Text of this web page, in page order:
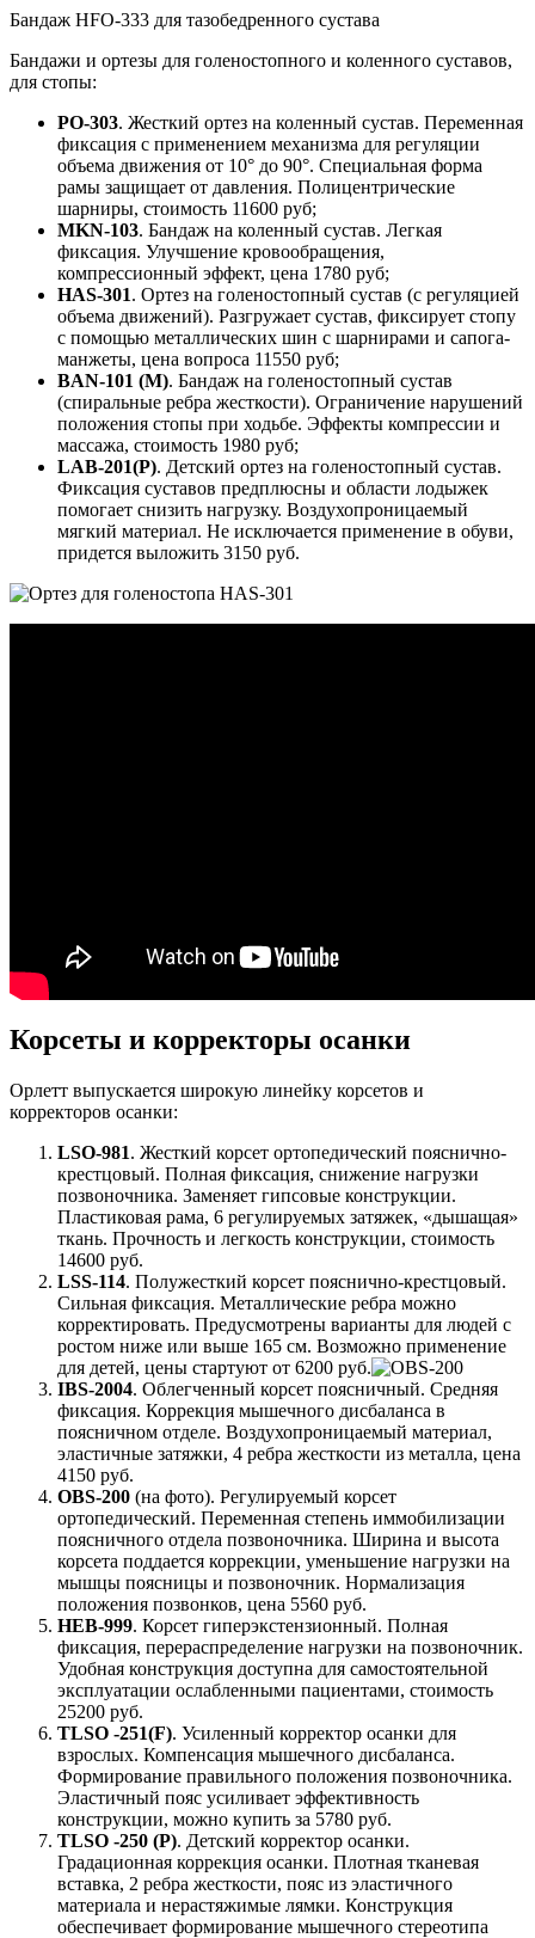
Бандаж HFO-333 для тазобедренного сустава
Бандажи и ортезы для голеностопного и коленного суставов,
для стопы:
PO-303. Жесткий ортез на коленный сустав. Переменная
фиксация с применением механизма для регуляции
объема движения от 10° до 90°. Специальная форма
рамы защищает от давления. Полицентрические
шарниры, стоимость 11600 руб;
MKN-103. Бандаж на коленный сустав. Легкая
фиксация. Улучшение кровообращения,
компрессионный эффект, цена 1780 руб;
HAS-301. Ортез на голеностопный сустав (с регуляцией
объема движений). Разгружает сустав, фиксирует стопу
с помощью металлических шин с шарнирами и сапога-
манжеты, цена вопроса 11550 руб;
BAN-101 (M). Бандаж на голеностопный сустав
(спиральные ребра жесткости). Ограничение нарушений
положения стопы при ходьбе. Эффекты компрессии и
массажа, стоимость 1980 руб;
LAB-201(P). Детский ортез на голеностопный сустав.
Фиксация суставов предплюсны и области лодыжек
помогает снизить нагрузку. Воздухопроницаемый
мягкий материал. Не исключается применение в обуви,
придется выложить 3150 руб.
Корсеты и корректоры осанки
Орлетт выпускается широкую линейку корсетов и
корректоров осанки:
LSO-981. Жесткий корсет ортопедический пояснично-
крестцовый. Полная фиксация, снижение нагрузки
позвоночника. Заменяет гипсовые конструкции.
Пластиковая рама, 6 регулируемых затяжек, «дышащая»
ткань. Прочность и легкость конструкции, стоимость
14600 руб.
LSS-114. Полужесткий корсет пояснично-крестцовый.
Сильная фиксация. Металлические ребра можно
корректировать. Предусмотрены варианты для людей с
ростом ниже или выше 165 см. Возможно применение
для детей, цены стартуют от 6200 руб.
IBS-2004. Облегченный корсет поясничный. Средняя
фиксация. Коррекция мышечного дисбаланса в
поясничном отделе. Воздухопроницаемый материал,
эластичные затяжки, 4 ребра жесткости из металла, цена
4150 руб.
OBS-200 (на фото). Регулируемый корсет
ортопедический. Переменная степень иммобилизации
поясничного отдела позвоночника. Ширина и высота
корсета поддается коррекции, уменьшение нагрузки на
мышцы поясницы и позвоночник. Нормализация
положения позвонков, цена 5560 руб.
HEB-999. Корсет гиперэкстензионный. Полная
фиксация, перераспределение нагрузки на позвоночник.
Удобная конструкция доступна для самостоятельной
эксплуатации ослабленными пациентами, стоимость
25200 руб.
TLSO -251(F). Усиленный корректор осанки для
взрослых. Компенсация мышечного дисбаланса.
Формирование правильного положения позвоночника.
Эластичный пояс усиливает эффективность
конструкции, можно купить за 5780 руб.
TLSO -250 (P). Детский корректор осанки.
Градационная коррекция осанки. Плотная тканевая
вставка, 2 ребра жесткости, пояс из эластичного
материала и нерастяжимые лямки. Конструкция
обеспечивает формирование мышечного стереотипа